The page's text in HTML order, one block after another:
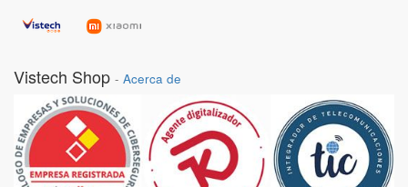
Vistech Shop - Acerca de